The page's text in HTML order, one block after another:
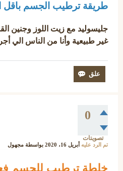
طريقة ترطيب الجسم باقل
جليسوليد مع زيت اللوز وجنين
غير طبيعية وأنا من الناس الي
0
تصويتات
تم الرد عليه أبريل 16، 2020 بواسطة مجهول